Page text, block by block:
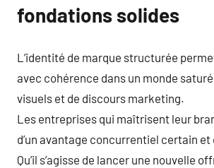
fondations solides
L’identité de marque structurée
avec cohérence dans un monde
visuels et de discours marketing.
Les entreprises qui maîtrisent leur
d’un avantage concurrentiel certain et
Qu’il s’agisse de lancer une nouvelle